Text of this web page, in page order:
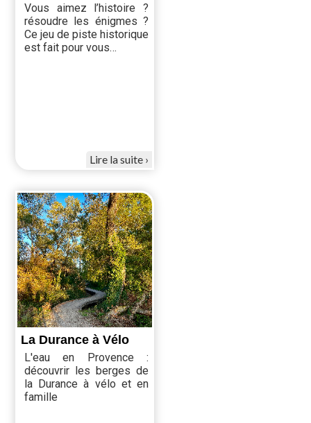
Vous aimez l’histoire ?
résoudre les énigmes ?
Ce jeu de piste historique
est fait pour vous…
Lire la suite
La Durance à Vélo
L'eau en Provence :
découvrir les berges de
la Durance à vélo et en
famille